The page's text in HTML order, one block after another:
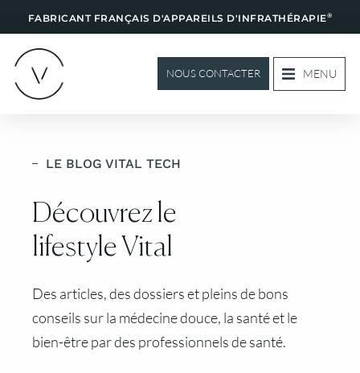
FABRICANT FRANÇAIS D'APPAREILS D'INFRATHÉRAPIE®
NOUS CONTACTER MENU
LE BLOG VITAL TECH
Découvrez le
lifestyle Vital
Des articles, des dossiers et pleins de bons
conseils sur la médecine douce, la santé et le
bien-être par des professionnels de santé.